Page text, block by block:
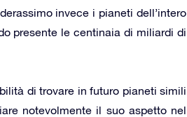
invece i pianeti dell’intero
presente le centinaia di miliardi di
di trovare in futuro pianeti simili
notevolmente il suo aspetto nel